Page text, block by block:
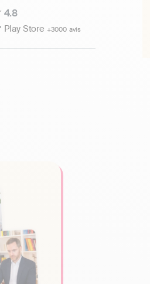
4.8
Play Store +3000 avis